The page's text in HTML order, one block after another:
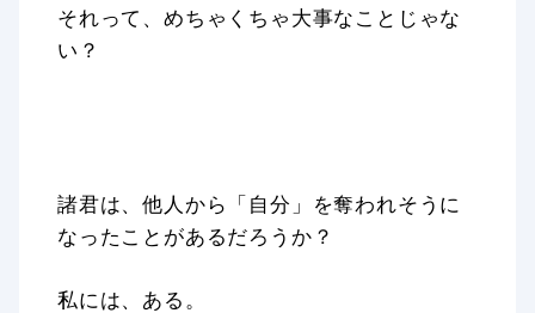
それって、めちゃくちゃ大事なことじゃな
い？
諸君は、他人から「自分」を奪われそうに
なったことがあるだろうか？
私には、ある。